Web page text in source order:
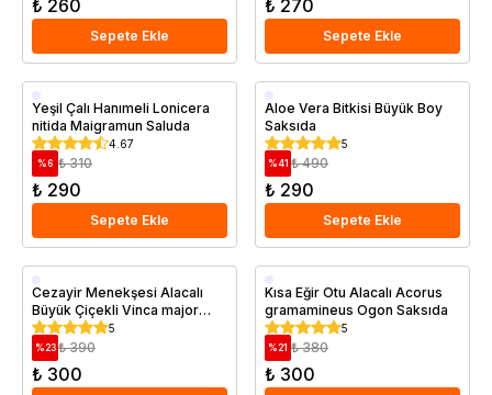
₺ 260
Sepete Ekle
₺ 270
Sepete Ekle
Yeşil Çalı Hanımeli Lonicera
nitida Maigramun Saluda
4.67
% 6 ₺ 310
₺ 290
Sepete Ekle
Saksıda
Aloe Vera Bitkisi Büyük Boy
Saksıda
5
%41 ₺ 490
₺ 290
Sepete Ekle
Saksıda
Cezayir Menekşesi Alacalı
Büyük Çiçekli Vinca major
Variegata Saksıda
5
%23 ₺ 390
₺ 300
Saksıda
Kısa Eğir Otu Alacalı Acorus
gramamineus Ogon Saksıda
5
%21 ₺ 380
₺ 300